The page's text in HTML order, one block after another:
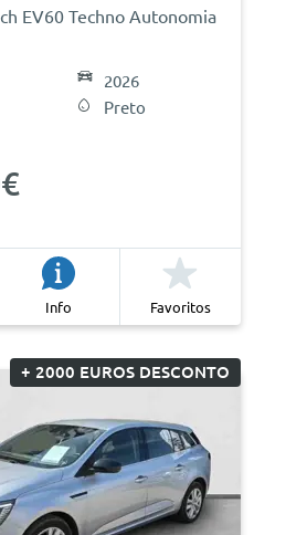
EV60 Techno Autonomia
2026
Preto
Info Favoritos
+ 2000 EUROS DESCONTO